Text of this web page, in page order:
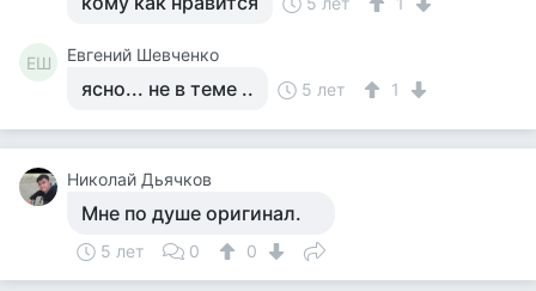
ЕШ Евгений Шевченко
ясно... не в теме .. 5 лет 1
Николай Дьячков
Мне по душе оригинал.
5 лет 0 0